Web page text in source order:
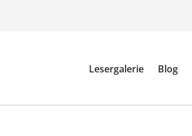
Lesergalerie Blog